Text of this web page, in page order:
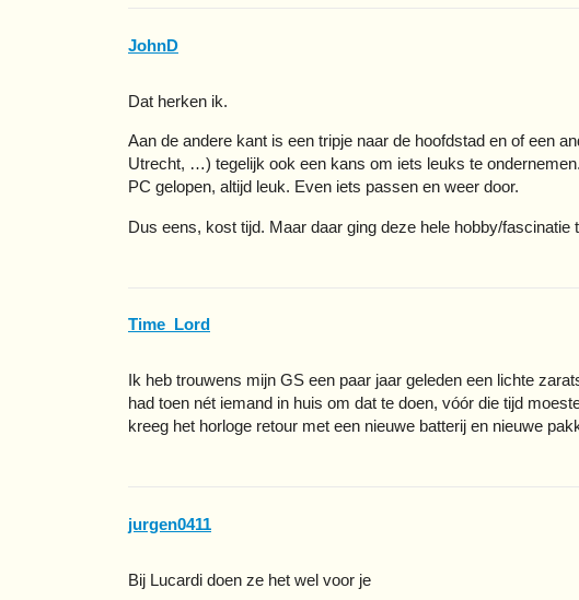
JohnD
Dat herken ik.
Aan de andere kant is een tripje naar de hoofdstad en of een
Utrecht, …) tegelijk ook een kans om iets leuks te
PC gelopen, altijd leuk. Even iets passen en weer door.
Dus eens, kost tijd. Maar daar ging deze hele hobby/fascinatie
Time_Lord
Ik heb trouwens mijn GS een paar jaar geleden een lichte
had toen nét iemand in huis om dat te doen, vóór die tijd
kreeg het horloge retour met een nieuwe batterij en nieuwe
jurgen0411
Bij Lucardi doen ze het wel voor je